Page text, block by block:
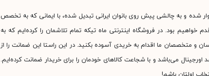
شده و به چالشی پیش روی بانوان ایرانی تبدیل شده، با ایمانی که به تخصص
بود. در فروشگاه اینترنتی ماه تیکه تمام تلاشمان را کرده‌ایم که به
و متخصصان ما اقدام به خریدی آسوده بکنید. در این راستا این ضمانت را از
می‌باشد و با شجاعت کالاهای خودمان را برای خریدار ضمانت کرده‌ایم.